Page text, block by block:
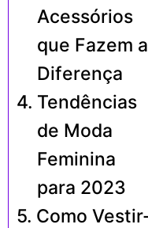
Acessórios
que Fazem a
Diferença
Tendências
de Moda
Feminina
para 2023
Como